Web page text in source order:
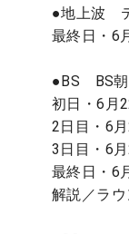
●地上波
最終日・6
●BS BS朝
初日・6月
2日目・6
3日目・6
最終日・6
解説／ラ